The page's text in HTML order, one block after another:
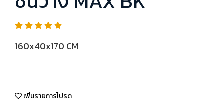
160x40x170 CM
เพิ่มรายการโปรด